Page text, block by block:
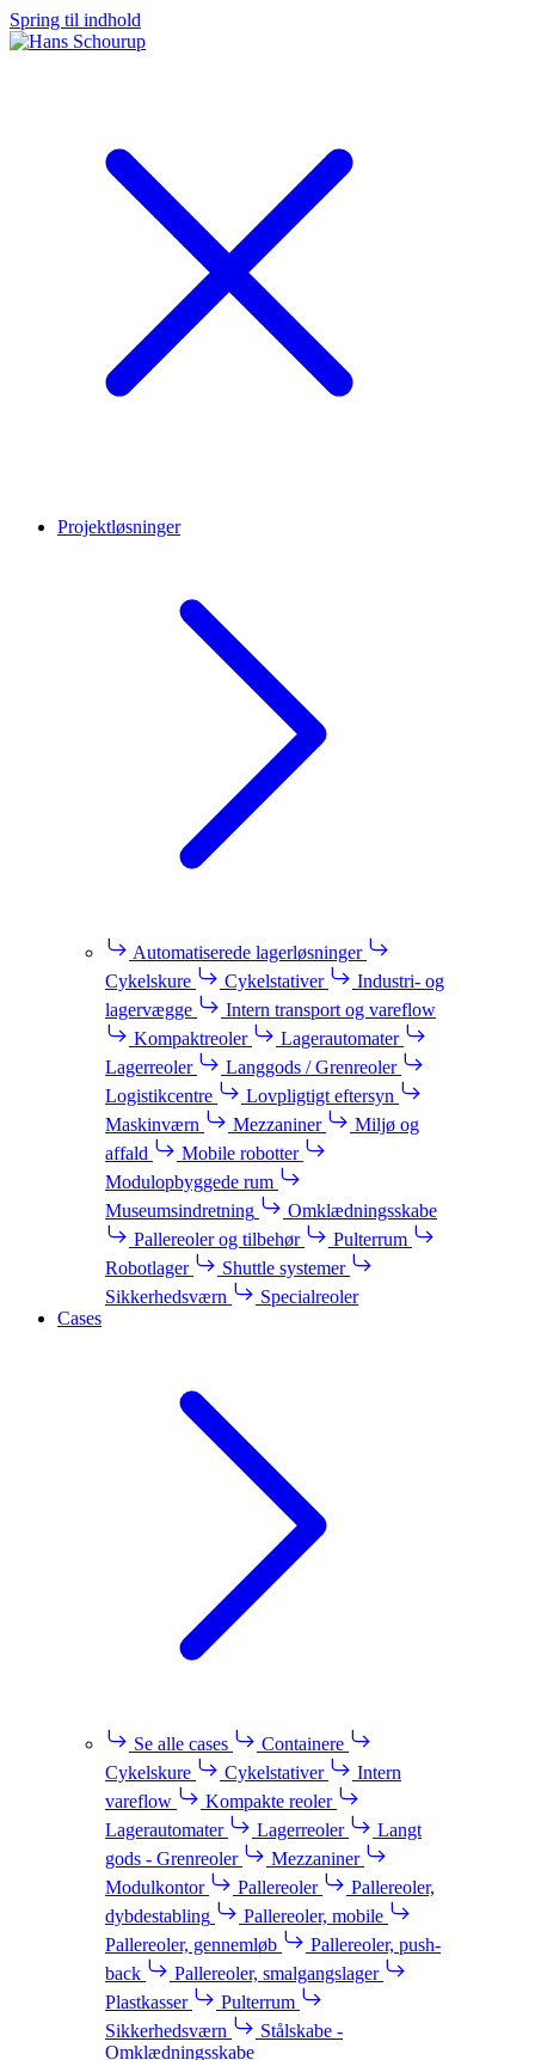
Spring til indhold
Projektløsninger
Automatiserede lagerløsninger
Cykelskure
Cykelstativer
Industri- og
lagervægge
Intern transport og vareflow
Kompaktreoler
Lagerautomater
Lagerreoler
Langgods / Grenreoler
Logistikcentre
Lovpligtigt eftersyn
Maskinværn
Mezzaniner
Miljø og
affald
Mobile robotter
Modulopbyggede rum
Museumsindretning
Omklædningsskabe
Pallereoler og tilbehør
Pulterrum
Robotlager
Shuttle systemer
Sikkerhedsværn
Specialreoler
Cases
Se alle cases
Containere
Cykelskure
Cykelstativer
Intern
vareflow
Kompakte reoler
Lagerautomater
Lagerreoler
Langt
gods - Grenreoler
Mezzaniner
Modulkontor
Pallereoler
Pallereoler,
dybdestabling
Pallereoler, mobile
Pallereoler, gennemløb
Pallereoler, push-
back
Pallereoler, smalgangslager
Plastkasser
Pulterrum
Sikkerhedsværn
Stålskabe -
Omklædningsskabe